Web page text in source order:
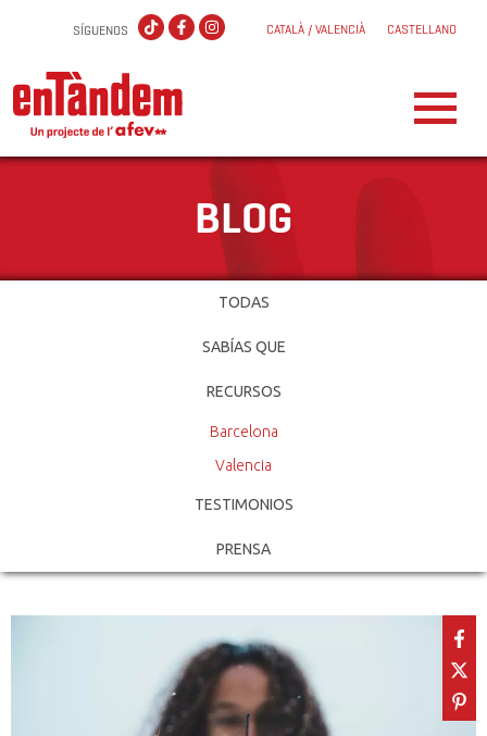
CATALÀ / VALENCIÀ CASTELLANO
SÍGUENOS
BLOG
TODAS
SABÍAS QUE
RECURSOS
Barcelona
Valencia
TESTIMONIOS
PRENSA